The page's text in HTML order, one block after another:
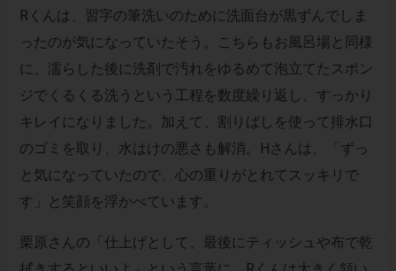
Rくんは、習字の筆洗いのために洗面台が黒ずんでしま
ったのが気になっていたそう。こちらもお風呂場と同様
に、濡らした後に洗剤で汚れをゆるめて泡立てたスポン
ジでくるくる洗うという工程を数度繰り返し、すっかり
キレイになりました。加えて、割りばしを使って排水口
のゴミを取り、水はけの悪さも解消。Hさんは、「ずっ
と気になっていたので、心の重りがとれてスッキリで
す」と笑顔を浮かべています。
栗原さんの「仕上げとして、最後にティッシュや布で乾